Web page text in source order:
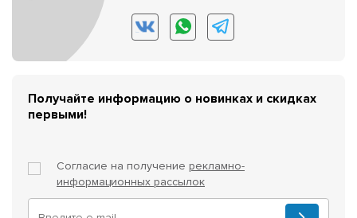
Получайте информацию о новинках и скидках
первыми!
Согласие на получение рекламно-
информационных рассылок